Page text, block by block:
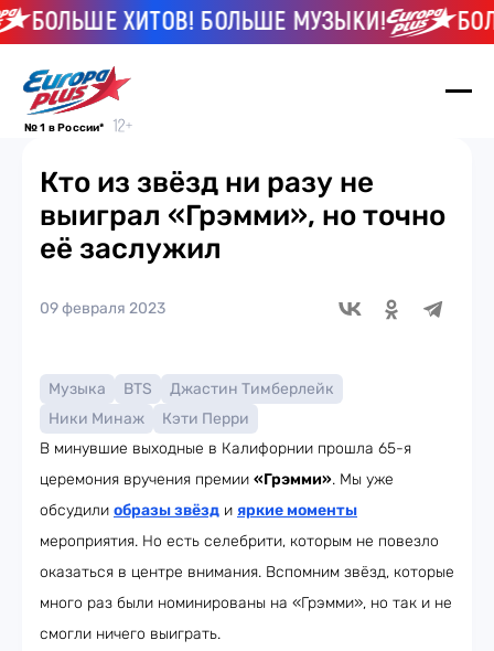
БОЛЬШЕ ХИТОВ! БОЛЬШЕ МУЗЫКИ!
№ 1 в России*
Кто из звёзд ни разу не
выиграл «Грэмми», но точно
её заслужил
09 февраля 2023
Музыка BTS
Джастин Тимберлейк
Ники Минаж
Кэти Перри
В минувшие выходные в Калифорнии прошла 65-я
церемония вручения премии «Грэмми». Мы уже
обсудили образы звёзд и яркие моменты
мероприятия. Но есть селебрити, которым не повезло
оказаться в центре внимания. Вспомним звёзд, которые
много раз были номинированы на «Грэмми», но так и не
смогли ничего выиграть.